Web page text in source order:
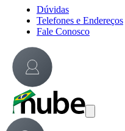
Dúvidas
Telefones e Endereços
Fale Conosco